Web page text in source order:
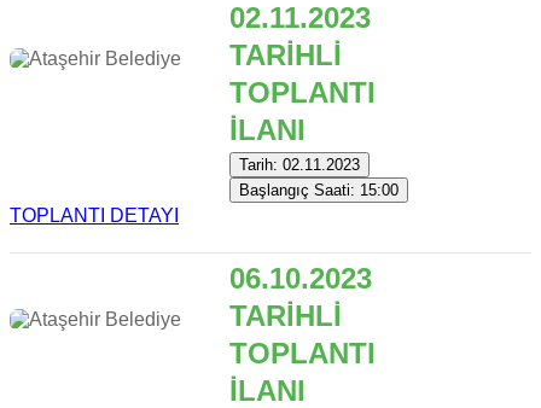
02.11.2023
TARİHLİ
TOPLANTI
İLANI
Tarih: 02.11.2023
Başlangıç Saati: 15:00
TOPLANTI DETAYI
06.10.2023
TARİHLİ
TOPLANTI
İLANI